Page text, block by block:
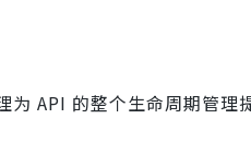
API 的整个生命周期管理